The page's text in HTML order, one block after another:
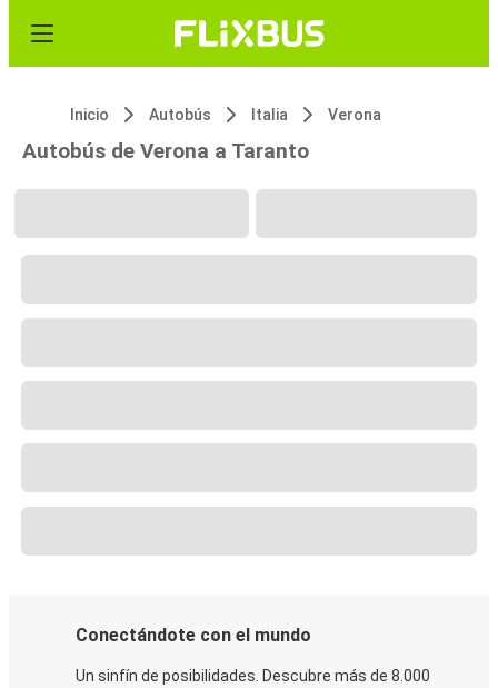
Inicio Autobús Italia Verona
Autobús de Verona a Taranto
Conectándote con el mundo
Un sinfín de posibilidades. Descubre más de 8.000